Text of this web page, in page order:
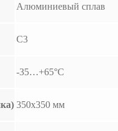
Алюминиевый сплав
C3
-35…+65°С
350х350 мм